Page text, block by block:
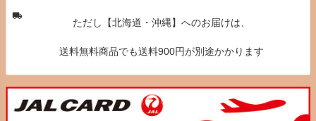
ただし【北海道・沖縄】へのお届けは、
送料無料商品でも送料900円が別途かかります